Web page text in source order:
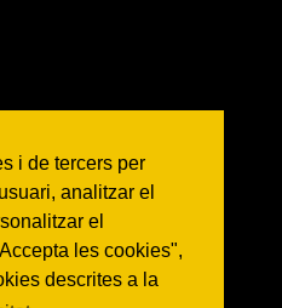
i de tercers per
analitzar el
el
les cookies",
descrites a la